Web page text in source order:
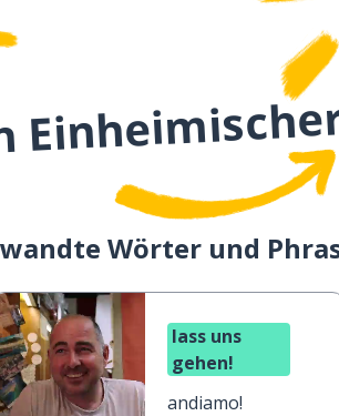
Wörter und
lass uns
gehen!
andiamo!